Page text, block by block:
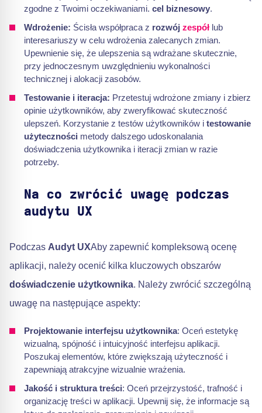
zgodne z Twoimi oczekiwaniami. cel biznesowy.
Wdrożenie: Ścisła współpraca z rozwój zespół lub
interesariuszy w celu wdrożenia zalecanych zmian.
Upewnienie się, że ulepszenia są wdrażane skutecznie,
przy jednoczesnym uwzględnieniu wykonalności
technicznej i alokacji zasobów.
Testowanie i iteracja: Przetestuj wdrożone zmiany i zbierz
opinie użytkowników, aby zweryfikować skuteczność
ulepszeń. Korzystanie z testów użytkowników i testowanie
użyteczności metody dalszego udoskonalania
doświadczenia użytkownika i iteracji zmian w razie
potrzeby.
Na co zwrócić uwagę podczas
audytu UX
Podczas Audyt UXAby zapewnić kompleksową ocenę
aplikacji, należy ocenić kilka kluczowych obszarów
doświadczenie użytkownika. Należy zwrócić szczególną
uwagę na następujące aspekty:
Projektowanie interfejsu użytkownika: Oceń estetykę
wizualną, spójność i intuicyjność interfejsu aplikacji.
Poszukaj elementów, które zwiększają użyteczność i
zapewniają atrakcyjne wizualnie wrażenia.
Jakość i struktura treści: Oceń przejrzystość, trafność i
organizację treści w aplikacji. Upewnij się, że informacje są